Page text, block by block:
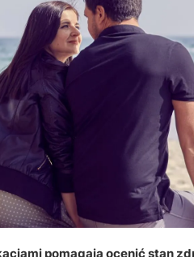
pomagają ocenić stan